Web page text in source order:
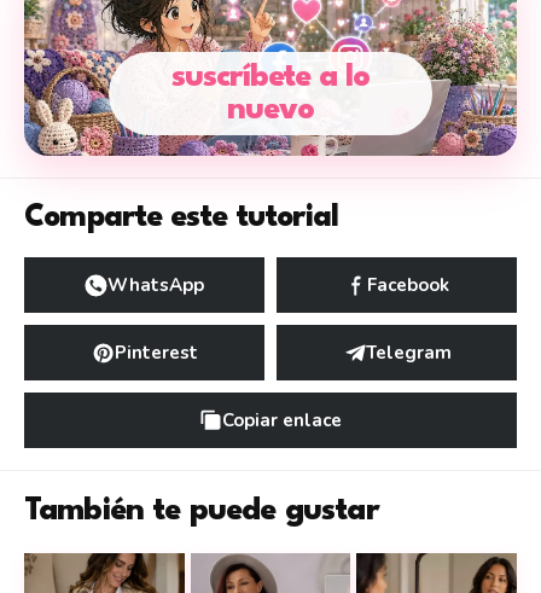
suscríbete a lo
nuevo
Comparte este tutorial
WhatsApp Facebook
Pinterest Telegram
Copiar enlace
También te puede gustar